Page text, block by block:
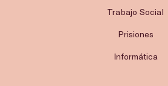
Trabajo Social
Prisiones
Informática